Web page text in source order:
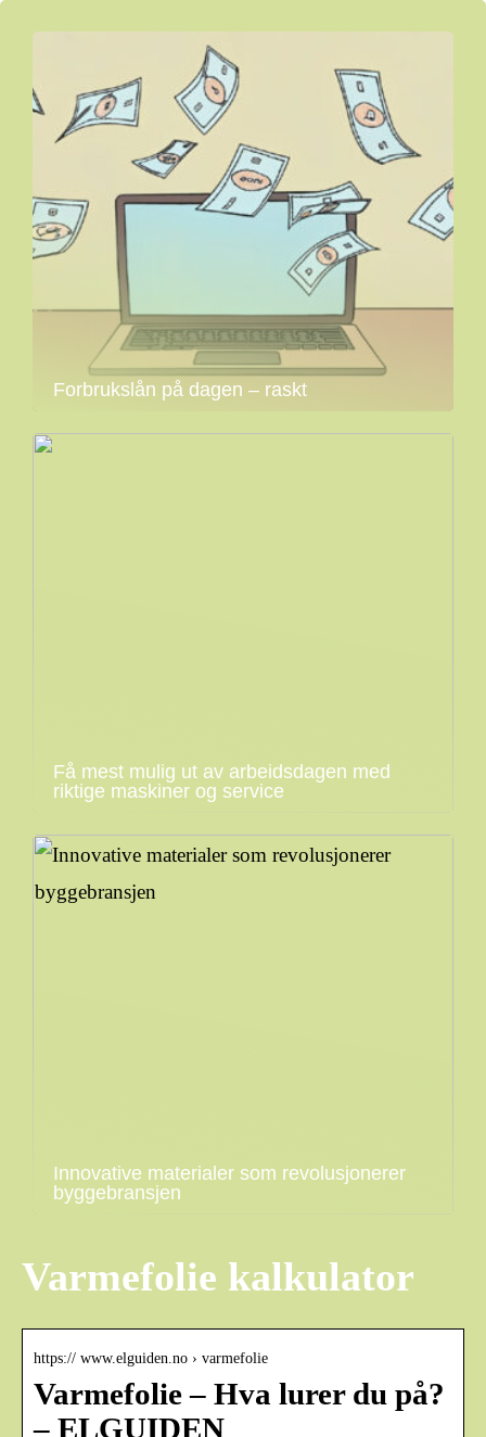
Forbrukslån på dagen – raskt
Få mest mulig ut av arbeidsdagen med
riktige maskiner og service
Innovative materialer som revolusjonerer
byggebransjen
Varmefolie kalkulator
https:// www.elguiden.no › varmefolie
Varmefolie – Hva lurer du på?
– ELGUIDEN